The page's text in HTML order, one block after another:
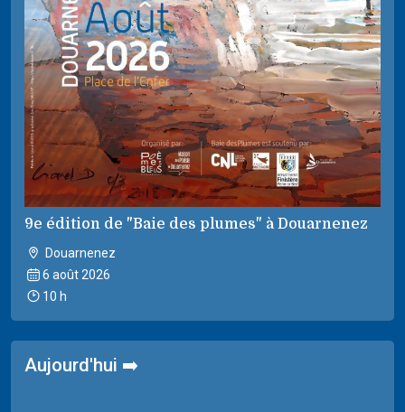
9e édition de "Baie des plumes" à Douarnenez
Douarnenez
6 août 2026
10 h
Aujourd'hui ➡️